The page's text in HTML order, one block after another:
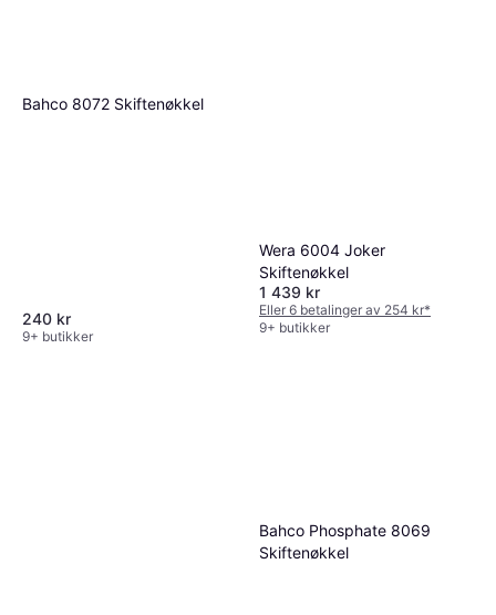
Bahco 8072 Skiftenøkkel
240 kr
9+ butikker
Wera 6004 Joker
Skiftenøkkel
1 439 kr
Eller 6 betalinger av 254 kr*
9+ butikker
Bahco Phosphate 8069
Skiftenøkkel